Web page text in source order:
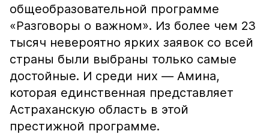
общеобразовательной программе
«Разговоры о важном». Из более чем 23
тысяч невероятно ярких заявок со всей
страны были выбраны только самые
достойные. И среди них — Амина,
которая единственная представляет
Астраханскую область в этой
престижной программе.